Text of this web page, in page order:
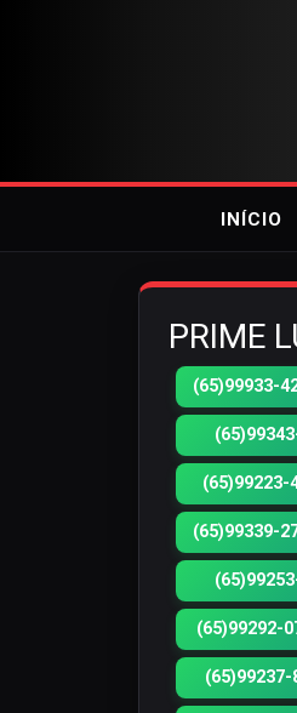
INÍCIO
PRIME
(65)99933-
(65)99223-
(65)99339-
(65)99292-
(65)99237-